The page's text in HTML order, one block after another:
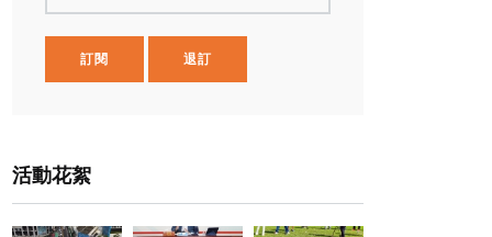
訂閱 退訂
活動花絮